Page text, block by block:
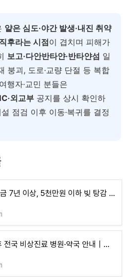
얕은 심도·야간 발생·내진 취약
후라는 시점이 겹치며 피해가
보고·다안반타얀·반타얀섬 일
붕괴, 도로·교량 단절 등 복합
행자·교민 분들은
외교부 공지를 상시 확인하
점검 이후 이동·복귀를 결정
새도약기금 7년 이상, 5천만원 이하 빚 탕감 제도｜배드뱅크 장기연체 5000만원 채무탕감·생계형
추석 연휴 전국 비상진료 병원·약국 안내｜공휴일·명절 문 여는 병원·수원시·심야약국·응급